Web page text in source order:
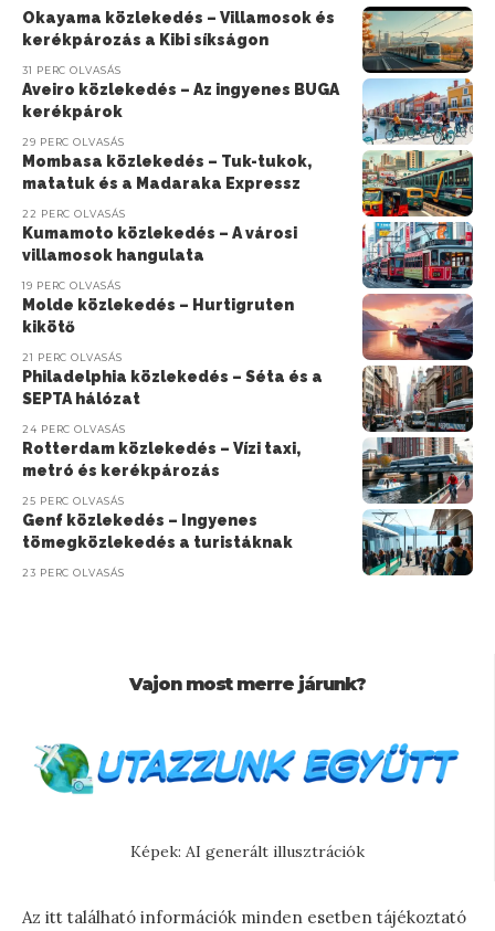
Okayama közlekedés – Villamosok és
kerékpározás a Kibi síkságon
31 PERC OLVASÁS
Aveiro közlekedés – Az ingyenes BUGA
kerékpárok
29 PERC OLVASÁS
Mombasa közlekedés – Tuk-tukok,
matatuk és a Madaraka Expressz
22 PERC OLVASÁS
Kumamoto közlekedés – A városi
villamosok hangulata
19 PERC OLVASÁS
Molde közlekedés – Hurtigruten
kikötő
21 PERC OLVASÁS
Philadelphia közlekedés – Séta és a
SEPTA hálózat
24 PERC OLVASÁS
Rotterdam közlekedés – Vízi taxi,
metró és kerékpározás
25 PERC OLVASÁS
Genf közlekedés – Ingyenes
tömegközlekedés a turistáknak
23 PERC OLVASÁS
Vajon most merre járunk?
Képek: AI generált illusztrációk
Az itt található információk minden esetben tájékoztató